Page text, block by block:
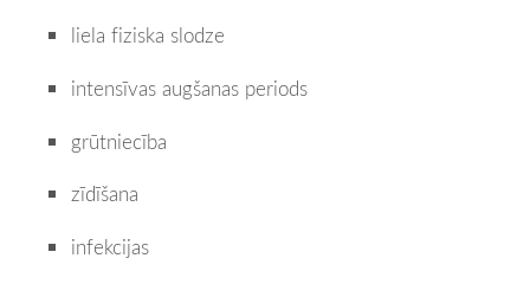
liela fiziska slodze
intensīvas augšanas periods
grūtniecība
zīdīšana
infekcijas